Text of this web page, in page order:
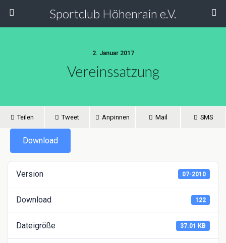
Sportclub Höhenrain e.V.
2. Januar 2017
Vereinssatzung
Teilen Tweet Anpinnen Mail SMS
Download
Version 07-2010
Download 122
Dateigröße 37.01 KB